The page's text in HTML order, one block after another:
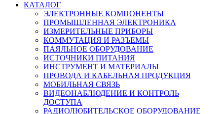
КАТАЛОГ
ЭЛЕКТРОННЫЕ КОМПОНЕНТЫ
ПРОМЫШЛЕННАЯ ЭЛЕКТРОНИКА
ИЗМЕРИТЕЛЬНЫЕ ПРИБОРЫ
КОММУТАЦИЯ И РАЗЪЕМЫ
ПАЯЛЬНОЕ ОБОРУДОВАНИЕ
ИСТОЧНИКИ ПИТАНИЯ
ИНСТРУМЕНТ И МАТЕРИАЛЫ
ПРОВОДА И КАБЕЛЬНАЯ ПРОДУКЦИЯ
МОБИЛЬНАЯ СВЯЗЬ
ВИДЕОНАБЛЮДЕНИЕ И КОНТРОЛЬ
ДОСТУПА
РАДИОЛЮБИТЕЛЬСКОЕ ОБОРУДОВАНИЕ